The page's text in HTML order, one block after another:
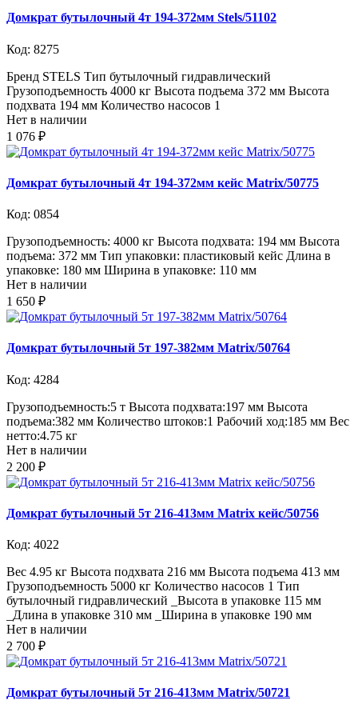
Домкрат бутылочный 4т 194-372мм Stels/51102
Код: 8275
Бренд STELS Тип бутылочный гидравлический
Грузоподъемность 4000 кг Высота подъема 372 мм Высота
подхвата 194 мм Количество насосов 1
Нет в наличии
1 076 ₽
Домкрат бутылочный 4т 194-372мм кейс Matrix/50775
Код: 0854
Грузоподъемность: 4000 кг Высота подхвата: 194 мм Высота
подъема: 372 мм Тип упаковки: пластиковый кейс Длина в
упаковке: 180 мм Ширина в упаковке: 110 мм
Нет в наличии
1 650 ₽
Домкрат бутылочный 5т 197-382мм Matrix/50764
Код: 4284
Грузоподъемность:5 т Высота подхвата:197 мм Высота
подъема:382 мм Количество штоков:1 Рабочий ход:185 мм Вес
нетто:4.75 кг
Нет в наличии
2 200 ₽
Домкрат бутылочный 5т 216-413мм Matrix кейс/50756
Код: 4022
Вес 4.95 кг Высота подхвата 216 мм Высота подъема 413 мм
Грузоподъемность 5000 кг Количество насосов 1 Тип
бутылочный гидравлический _Высота в упаковке 115 мм
_Длина в упаковке 310 мм _Ширина в упаковке 190 мм
Нет в наличии
2 700 ₽
Домкрат бутылочный 5т 216-413мм Matrix/50721